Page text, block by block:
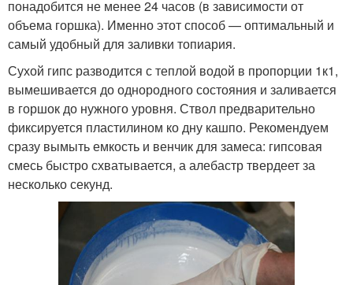
понадобится не менее 24 часов (в зависимости от
объема горшка). Именно этот способ — оптимальный и
самый удобный для заливки топиария.
Сухой гипс разводится с теплой водой в пропорции 1к1,
вымешивается до однородного состояния и заливается
в горшок до нужного уровня. Ствол предварительно
фиксируется пластилином ко дну кашпо. Рекомендуем
сразу вымыть емкость и венчик для замеса: гипсовая
смесь быстро схватывается, а алебастр твердеет за
несколько секунд.